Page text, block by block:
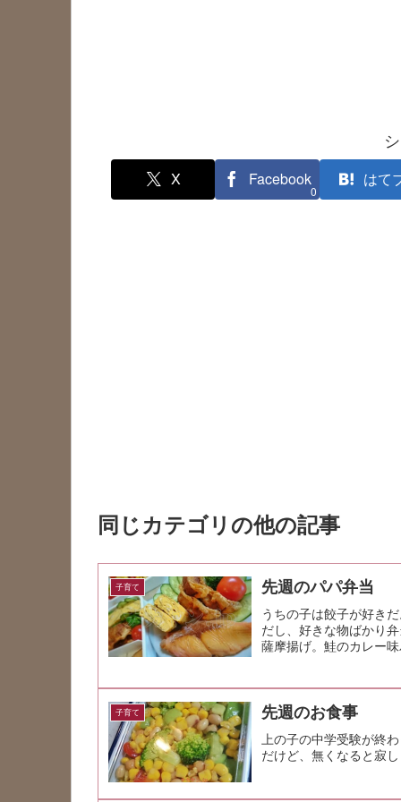
X Facebook
0
はて
同じカテゴリの他の記事
子育て 先週のパパ弁当
うちの子は餃子が好き
だし、好きな物ばかり
薩摩揚げ。鮭のカレー
子育て 先週のお食事
上の子の中学受験が終
だけど、無くなると寂